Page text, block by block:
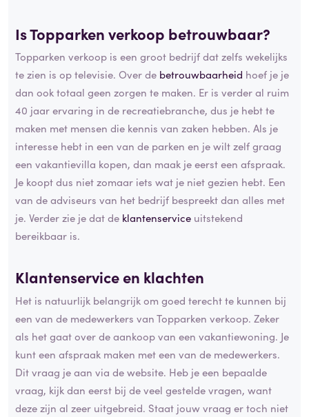
Is Topparken verkoop betrouwbaar?
Topparken verkoop is een groot bedrijf dat zelfs wekelijks
te zien is op televisie. Over de betrouwbaarheid hoef je je
dan ook totaal geen zorgen te maken. Er is verder al ruim
40 jaar ervaring in de recreatiebranche, dus je hebt te
maken met mensen die kennis van zaken hebben. Als je
interesse hebt in een van de parken en je wilt zelf graag
een vakantievilla kopen, dan maak je eerst een afspraak.
Je koopt dus niet zomaar iets wat je niet gezien hebt. Een
van de adviseurs van het bedrijf bespreekt dan alles met
je. Verder zie je dat de klantenservice uitstekend
bereikbaar is.
Klantenservice en klachten
Het is natuurlijk belangrijk om goed terecht te kunnen bij
een van de medewerkers van Topparken verkoop. Zeker
als het gaat over de aankoop van een vakantiewoning. Je
kunt een afspraak maken met een van de medewerkers.
Dit vraag je aan via de website. Heb je een bepaalde
vraag, kijk dan eerst bij de veel gestelde vragen, want
deze zijn al zeer uitgebreid. Staat jouw vraag er toch niet